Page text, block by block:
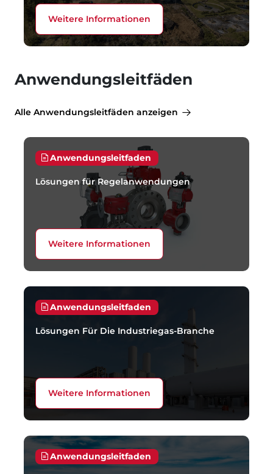
Weitere Informationen
Anwendungsleitfäden
Alle Anwendungsleitfäden anzeigen
Anwendungsleitfaden
Lösungen für Regelanwendungen
Weitere Informationen
Anwendungsleitfaden
Lösungen Für Die Industriegas-Branche
Weitere Informationen
Anwendungsleitfaden